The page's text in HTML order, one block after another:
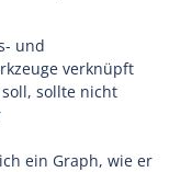
und
verknüpft
sollte nicht
ein Graph, wie er